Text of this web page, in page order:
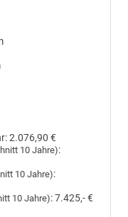
2.076,90 €
10 Jahre):
10 Jahre):
10 Jahre):7.425,- €